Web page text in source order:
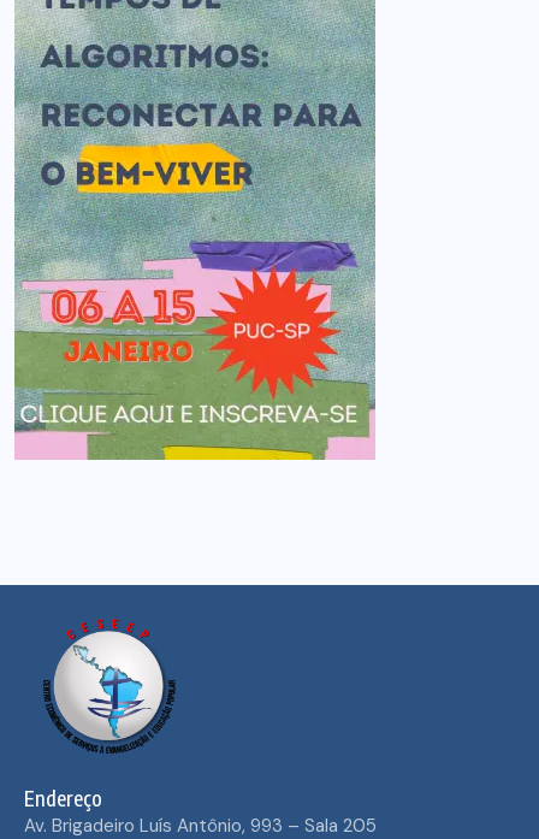
Endereço
Av. Brigadeiro Luís Antônio, 993 – Sala 205